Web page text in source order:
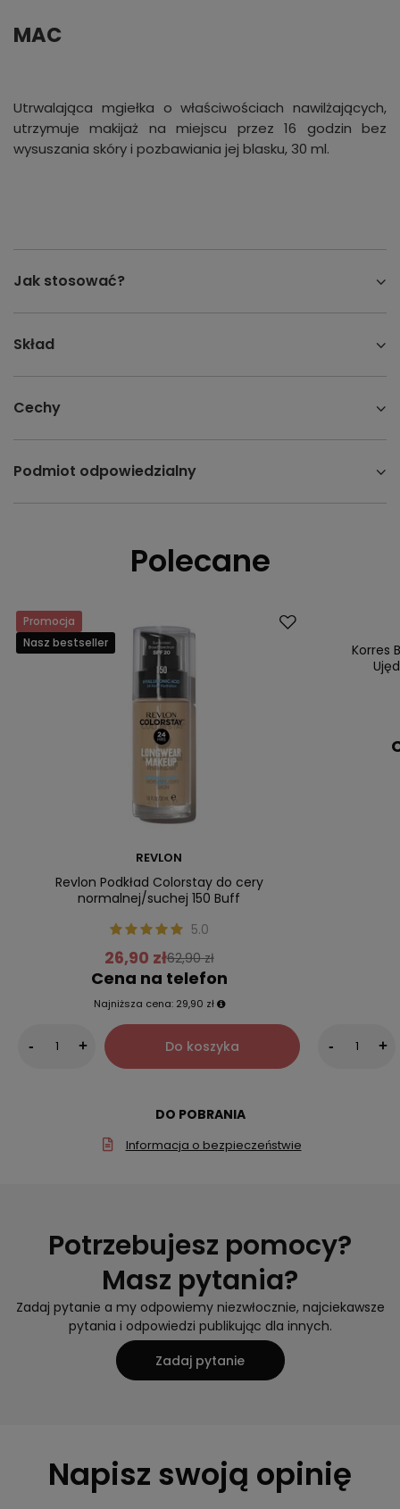
MAC
Utrwalająca mgiełka o właściwościach nawilżających,
utrzymuje makijaż na miejscu przez 16 godzin bez
wysuszania skóry i pozbawiania jej blasku, 30 ml.
Jak stosować?
Skład
Cechy
Podmiot odpowiedzialny
Polecane
Promocja
Nasz bestseller
REVLON
Revlon Podkład Colorstay do cery
normalnej/suchej 150 Buff
5.0
26,90 zł62,90 zł
Cena na telefon
Najniższa cena: 29,90 zł
- + Do koszyka
NaszKorres
- +
DO POBRANIA
Informacja o bezpieczeństwie
Potrzebujesz pomocy?
Masz pytania?
Zadaj pytanie a my odpowiemy niezwłocznie, najciekawsze
pytania i odpowiedzi publikując dla innych.
Zadaj pytanie
Napisz swoją opinię